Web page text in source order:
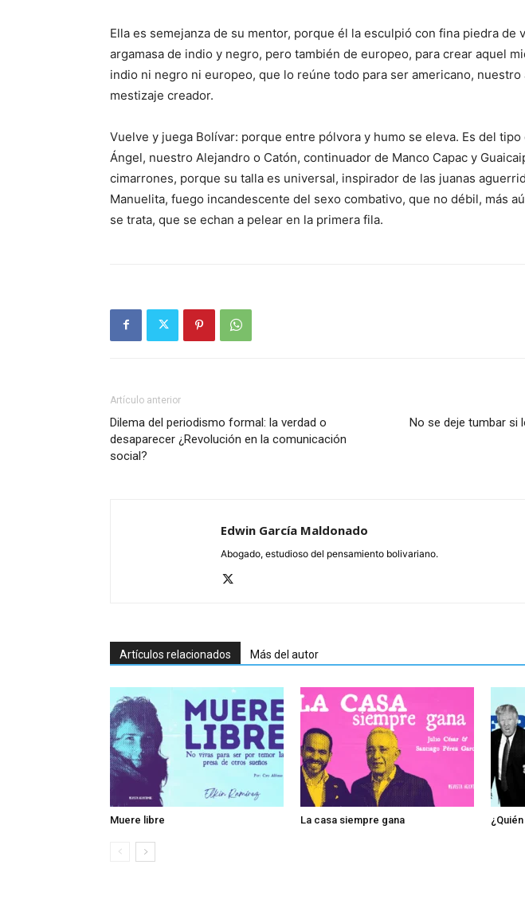
Ella es semejanza de su mentor, porque él la esculpió con fina piedra de
argamasa de indio y negro, pero también de europeo, para crear aquel
indio ni negro ni europeo, que lo reúne todo para ser americano, nuestro
mestizaje creador.
Vuelve y juega Bolívar: porque entre pólvora y humo se eleva. Es del tipo
Ángel, nuestro Alejandro o Catón, continuador de Manco Capac y
cimarrones, porque su talla es universal, inspirador de las juanas
Manuelita, fuego incandescente del sexo combativo, que no débil, más
se trata, que se echan a pelear en la primera fila.
Artículo anterior
Dilema del periodismo formal: la verdad o
desaparecer ¿Revolución en la comunicación
social?
No se deje tumbar si
Edwin García Maldonado
Abogado, estudioso del pensamiento bolivariano.
Artículos relacionados Más del autor
Muere libre La casa siempre gana